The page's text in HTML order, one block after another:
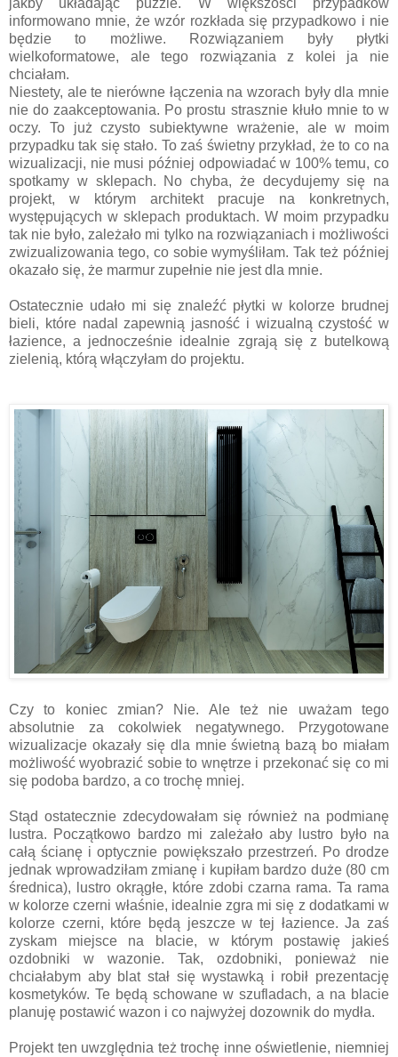
jakby układając puzzle. W większości przypadków
informowano mnie, że wzór rozkłada się przypadkowo i nie
będzie to możliwe. Rozwiązaniem były płytki
wielkoformatowe, ale tego rozwiązania z kolei ja nie
chciałam.
Niestety, ale te nierówne łączenia na wzorach były dla mnie
nie do zaakceptowania. Po prostu strasznie kłuło mnie to w
oczy. To już czysto subiektywne wrażenie, ale w moim
przypadku tak się stało. To zaś świetny przykład, że to co na
wizualizacji, nie musi później odpowiadać w 100% temu, co
spotkamy w sklepach. No chyba, że decydujemy się na
projekt, w którym architekt pracuje na konkretnych,
występujących w sklepach produktach. W moim przypadku
tak nie było, zależało mi tylko na rozwiązaniach i możliwości
zwizualizowania tego, co sobie wymyśliłam. Tak też później
okazało się, że marmur zupełnie nie jest dla mnie.
Ostatecznie udało mi się znaleźć płytki w kolorze brudnej
bieli, które nadal zapewnią jasność i wizualną czystość w
łazience, a jednocześnie idealnie zgrają się z butelkową
zielenią, którą włączyłam do projektu.
Czy to koniec zmian? Nie. Ale też nie uważam tego
absolutnie za cokolwiek negatywnego. Przygotowane
wizualizacje okazały się dla mnie świetną bazą bo miałam
możliwość wyobrazić sobie to wnętrze i przekonać się co mi
się podoba bardzo, a co trochę mniej.
Stąd ostatecznie zdecydowałam się również na podmianę
lustra. Początkowo bardzo mi zależało aby lustro było na
całą ścianę i optycznie powiększało przestrzeń. Po drodze
jednak wprowadziłam zmianę i kupiłam bardzo duże (80 cm
średnica), lustro okrągłe, które zdobi czarna rama. Ta rama
w kolorze czerni właśnie, idealnie zgra mi się z dodatkami w
kolorze czerni, które będą jeszcze w tej łazience. Ja zaś
zyskam miejsce na blacie, w którym postawię jakieś
ozdobniki w wazonie. Tak, ozdobniki, ponieważ nie
chciałabym aby blat stał się wystawką i robił prezentację
kosmetyków. Te będą schowane w szufladach, a na blacie
planuję postawić wazon i co najwyżej dozownik do mydła.
Projekt ten uwzględnia też trochę inne oświetlenie, niemniej